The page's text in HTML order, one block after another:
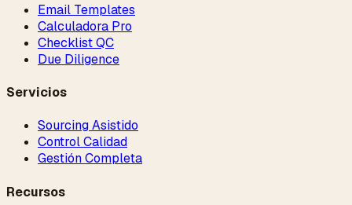
Email Templates
Calculadora Pro
Checklist QC
Due Diligence
Servicios
Sourcing Asistido
Control Calidad
Gestión Completa
Recursos